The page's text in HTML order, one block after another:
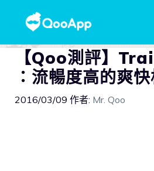
【Qoo測評】
：流暢度高的爽
2016/03/09 作者: Mr. Qoo